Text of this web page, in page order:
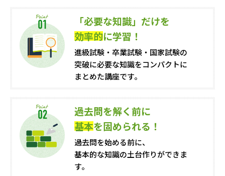
「必要な知識」だけを
効率的に学習！
進級試験・卒業試験・国家試験の
突破に必要な知識をコンパクトに
まとめた講座です。
過去問を解く前に
基本を固められる！
過去問を始める前に、
基本的な知識の土台作りができま
す。